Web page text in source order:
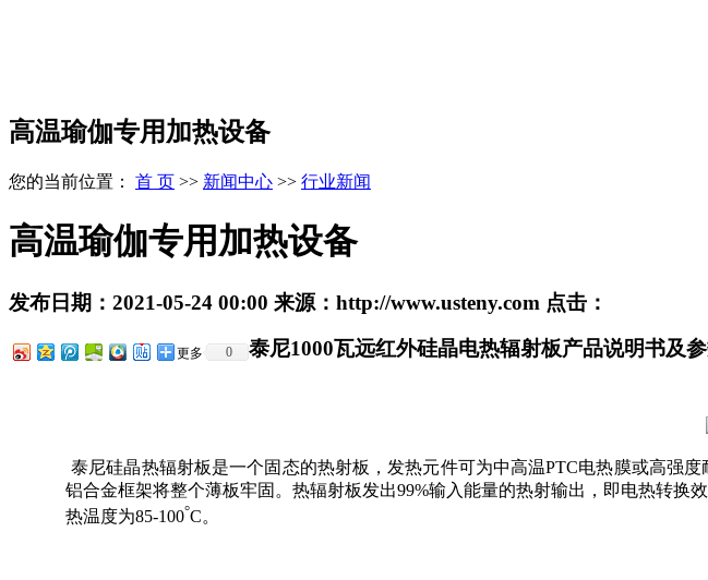
高温瑜伽专用加热设备
您的当前位置： 首 页 >> 新闻中心 >> 行业新闻
高温瑜伽专用加热设备
发布日期： 2021-05-24 00:00 来源： http://www.usteny.com 点击：
更多 0 泰尼1000瓦远红外硅晶电热辐射板产品说明书及
泰尼硅晶热辐射板是一个固态的热射板，发热元件可为中高温PTC电热膜或高强
铝合金框架将整个薄板牢固。热辐射板发出99%输入能量的热射输出，即电热转换
热温度为85-100°C。